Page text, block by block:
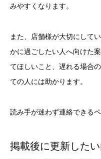
みやすくなります。
また、店舗様が大切にして
かに過ごしたい人へ向けた
てほしいこと、遅れる場合
ての人には助かります。
読み手が迷わず連絡できる
掲載後に更新した